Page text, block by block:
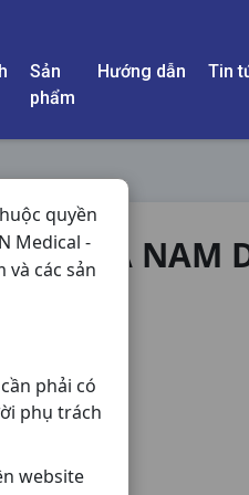
Sản
phẩm
Hướng dẫn Tin
quyền
Medical -
các sản
cần phải có
phụ trách
website
NAM